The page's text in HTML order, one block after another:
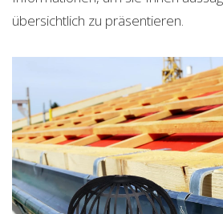
übersichtlich zu präsentieren.